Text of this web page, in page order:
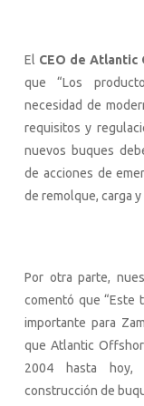
El CEO de Atlantic
que “Los
necesidad de
requisitos y
nuevos buques
de acciones de
de remolque, carga
Por otra parte,
comentó que “Este
importante para
que Atlantic
2004 hasta hoy,
construcción de